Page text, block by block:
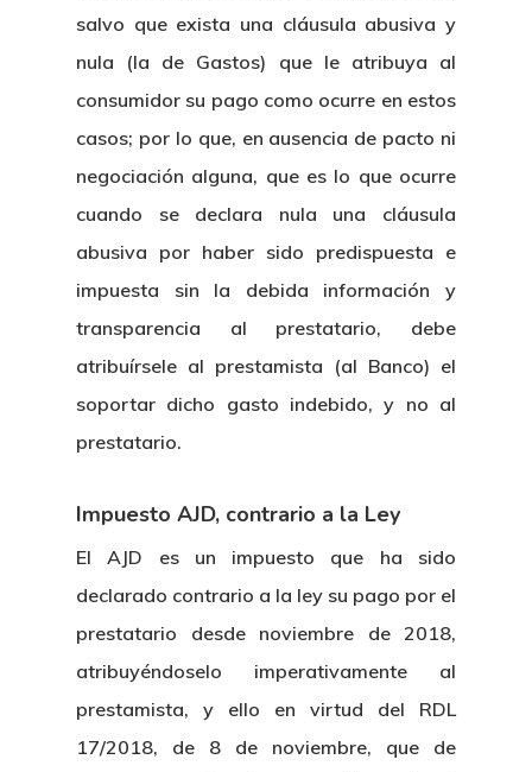
salvo que exista una cláusula abusiva y
nula (la de Gastos) que le atribuya al
consumidor su pago como ocurre en estos
casos; por lo que, en ausencia de pacto ni
negociación alguna, que es lo que ocurre
cuando se declara nula una cláusula
abusiva por haber sido predispuesta e
impuesta sin la debida información y
transparencia al prestatario, debe
atribuírsele al prestamista (al Banco) el
soportar dicho gasto indebido, y no al
prestatario.
Impuesto AJD, contrario a la Ley
El AJD es un impuesto que ha sido
declarado contrario a la ley su pago por el
prestatario desde noviembre de 2018,
atribuyéndoselo imperativamente al
prestamista, y ello en virtud del RDL
17/2018, de 8 de noviembre, que de